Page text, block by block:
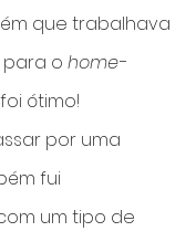
que trabalhava
para o home-
ótimo!
por uma
fui
um tipo de